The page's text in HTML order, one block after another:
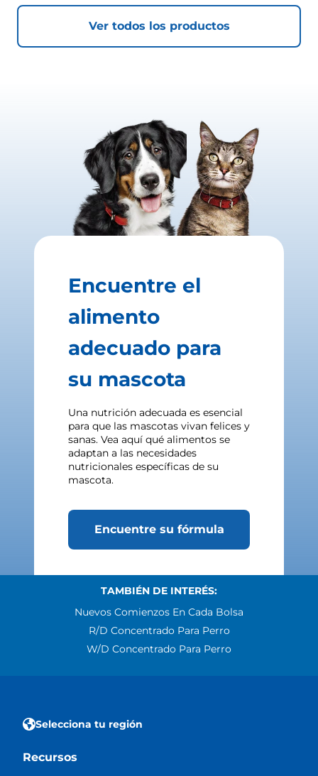
Ver todos los productos
Encuentre el
alimento
adecuado para
su mascota
Una nutrición adecuada es esencial
para que las mascotas vivan felices y
sanas. Vea aquí qué alimentos se
adaptan a las necesidades
nutricionales específicas de su
mascota.
Encuentre su fórmula
TAMBIÉN DE INTERÉS:
Nuevos Comienzos En Cada Bolsa
R/d Concentrado Para Perro
W/d Concentrado Para Perro
Selecciona tu región
Recursos